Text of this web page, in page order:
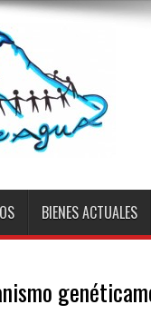
BIENES ACTUALES